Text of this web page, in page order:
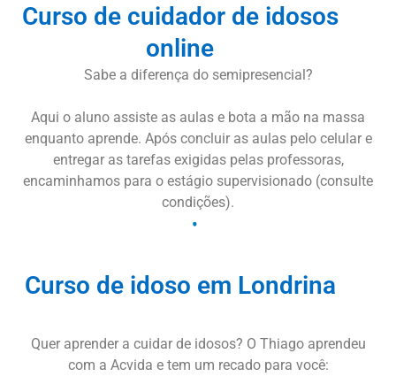
Curso de cuidador de idosos
online
Sabe a diferença do semipresencial?
Aqui o aluno assiste as aulas e bota a mão na massa
enquanto aprende. Após concluir as aulas pelo celular e
entregar as tarefas exigidas pelas professoras,
encaminhamos para o estágio supervisionado (consulte
condições).
Curso de idoso em Londrina
Quer aprender a cuidar de idosos? O Thiago aprendeu
com a Acvida e tem um recado para você: